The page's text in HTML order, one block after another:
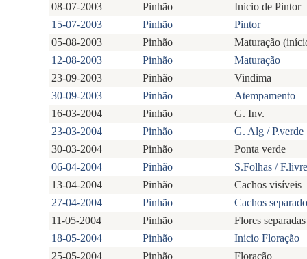
08-07-2003
Pinhão
Inicio de Pintor
15-07-2003
Pinhão
Pintor
05-08-2003
Pinhão
Maturação
12-08-2003
Pinhão
Maturação
23-09-2003
Pinhão
Vindima
30-09-2003
Pinhão
Atempamento
16-03-2004
Pinhão
G. Inv.
23-03-2004
Pinhão
G. Alg / P.verde
30-03-2004
Pinhão
Ponta verde
06-04-2004
Pinhão
S.Folhas /
13-04-2004
Pinhão
Cachos visíveis
27-04-2004
Pinhão
Cachos
11-05-2004
Pinhão
Flores separadas
18-05-2004
Pinhão
Inicio Floração
25-05-2004
Pinhão Floração